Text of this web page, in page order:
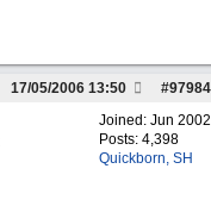
#97984
17/05/2006 13:50
Joined: Jun 2002
Posts: 4,398
Quickborn, SH